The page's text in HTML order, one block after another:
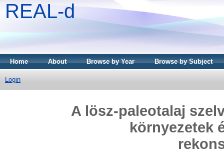
REAL-d
Home About Browse by Year Browse by Subject
Login
A lösz-paleotalaj
környezetek